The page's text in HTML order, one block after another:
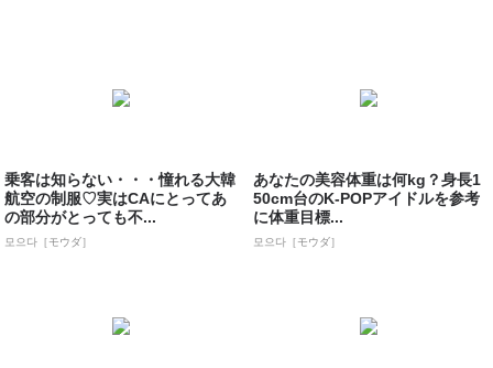
乗客は知らない・・・憧れる大韓
航空の制服♡実はCAにとってあ
の部分がとっても不...
모으다［モウダ］
あなたの美容体重は何kg？身長1
50cm台のK-POPアイドルを参考
に体重目標...
모으다［モウダ］